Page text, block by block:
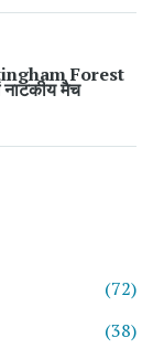
Forest
मैच
(72)
(38)